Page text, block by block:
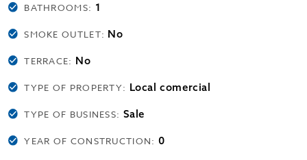
BATHROOMS: 1
SMOKE OUTLET: No
TERRACE: No
TYPE OF PROPERTY: Local comercial
TYPE OF BUSINESS: Sale
YEAR OF CONSTRUCTION: 0